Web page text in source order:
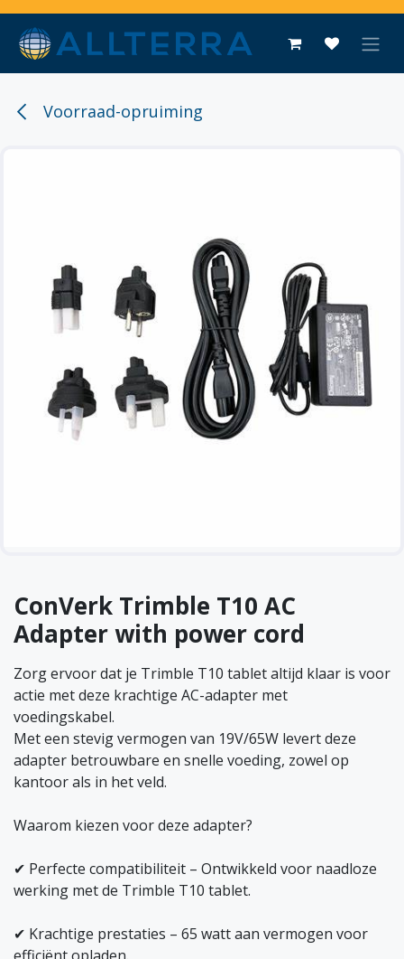
Overslaan naar inhoud
Voorraad-opruiming
ConVerk Trimble T10 AC
Adapter with power cord
Zorg ervoor dat je Trimble T10 tablet altijd klaar is voor
actie met deze krachtige AC-adapter met
voedingskabel.
Met een stevig vermogen van 19V/65W levert deze
adapter betrouwbare en snelle voeding, zowel op
kantoor als in het veld.
Waarom kiezen voor deze adapter?
✔ Perfecte compatibiliteit – Ontwikkeld voor naadloze
werking met de Trimble T10 tablet.
✔ Krachtige prestaties – 65 watt aan vermogen voor